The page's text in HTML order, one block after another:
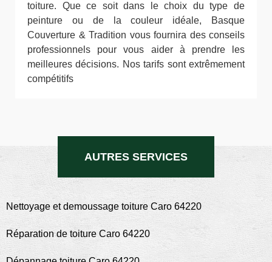
toiture. Que ce soit dans le choix du type de
peinture ou de la couleur idéale, Basque
Couverture & Tradition vous fournira des conseils
professionnels pour vous aider à prendre les
meilleures décisions. Nos tarifs sont extrêmement
compétitifs
AUTRES SERVICES
Nettoyage et demoussage toiture Caro 64220
Réparation de toiture Caro 64220